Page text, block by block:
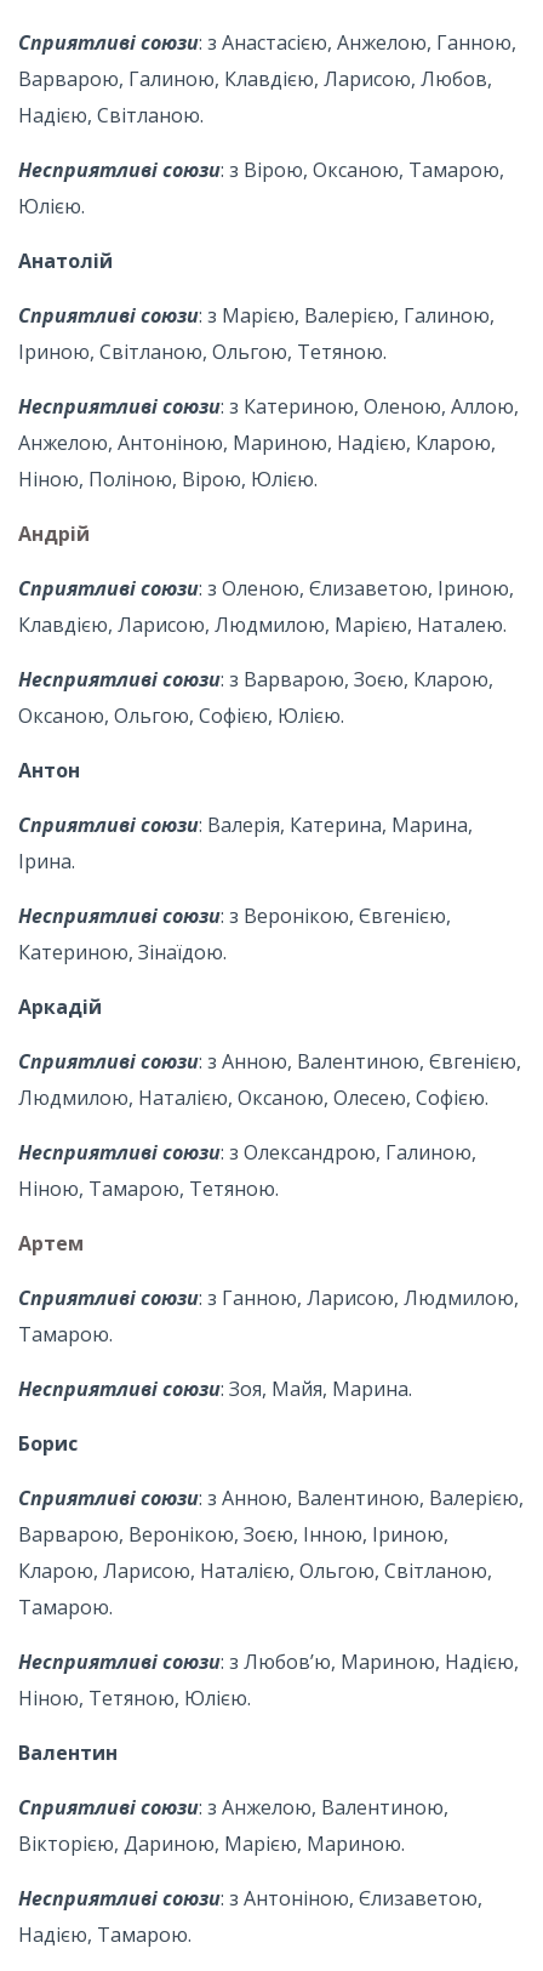
Сприятливі союзи: з Анастасією, Анжелою, Ганною,
Варварою, Галиною, Клавдією, Ларисою, Любов,
Надією, Світланою.
Несприятливі союзи: з Вірою, Оксаною, Тамарою,
Юлією.
Анатолій
Сприятливі союзи: з Марією, Валерією, Галиною,
Іриною, Світланою, Ольгою, Тетяною.
Несприятливі союзи: з Катериною, Оленою, Аллою,
Анжелою, Антоніною, Мариною, Надією, Кларою,
Ніною, Поліною, Вірою, Юлією.
Андрій
Сприятливі союзи: з Оленою, Єлизаветою, Іриною,
Клавдією, Ларисою, Людмилою, Марією, Наталею.
Несприятливі союзи: з Варварою, Зоєю, Кларою,
Оксаною, Ольгою, Софією, Юлією.
Антон
Сприятливі союзи: Валерія, Катерина, Марина,
Ірина.
Несприятливі союзи: з Веронікою, Євгенією,
Катериною, Зінаїдою.
Аркадій
Сприятливі союзи: з Анною, Валентиною, Євгенією,
Людмилою, Наталією, Оксаною, Олесею, Софією.
Несприятливі союзи: з Олександрою, Галиною,
Ніною, Тамарою, Тетяною.
Артем
Сприятливі союзи: з Ганною, Ларисою, Людмилою,
Тамарою.
Несприятливі союзи: Зоя, Майя, Марина.
Борис
Сприятливі союзи: з Анною, Валентиною, Валерією,
Варварою, Веронікою, Зоєю, Інною, Іриною,
Кларою, Ларисою, Наталією, Ольгою, Світланою,
Тамарою.
Несприятливі союзи: з Любов’ю, Мариною, Надією,
Ніною, Тетяною, Юлією.
Валентин
Сприятливі союзи: з Анжелою, Валентиною,
Вікторією, Дариною, Марією, Мариною.
Несприятливі союзи: з Антоніною, Єлизаветою,
Надією, Тамарою.